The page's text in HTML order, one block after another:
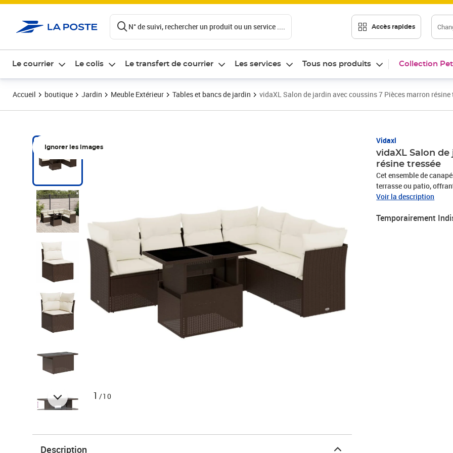
N° de suivi, rechercher un produit ou un service .... Accès rapides
Le courrier Le colis Le transfert de courrier Les services Tous nos produits Collection
Accueil boutique Jardin Meuble Extérieur Tables et bancs de jardin vidaXL Salon de jardin avec coussins 7 Pièces marron résine
Ignorer les images
1 /10
Vidaxl
vidaXL Salon
résine tressée
Cet ensemble de
terrasse ou patio,
famille et les amis ou
matériau synthétique
intempéries.Dessus de
Voir la description
Temporairement
Description